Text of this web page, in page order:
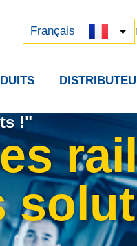
Français
中文 (中国)
!"